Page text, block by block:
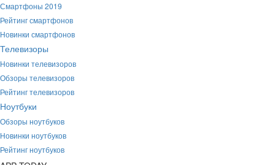
Смартфоны 2019
Рейтинг смартфонов
Новинки смартфонов
Телевизоры
Новинки телевизоров
Обзоры телевизоров
Рейтинг телевизоров
Ноутбуки
Обзоры ноутбуков
Новинки ноутбуков
Рейтинг ноутбуков